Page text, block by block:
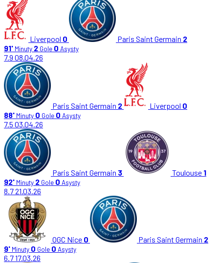
Liverpool 0 Paris Saint Germain 2
91' Minuty 2 Gole 0 Asysty
7.9 08.04.26
Paris Saint Germain 2 Liverpool 0
88' Minuty 0 Gole 0 Asysty
7.5 03.04.26
Paris Saint Germain 3 Toulouse 1
92' Minuty 2 Gole 0 Asysty
8.721.03.26
OGC Nice 0 Paris Saint Germain 2
9' Minuty 0 Gole 0 Asysty
6.717.03.26